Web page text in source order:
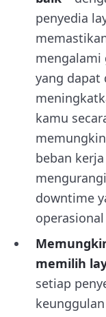
penyedia
mengalami
yang dapat
kamu
beban
downtime
memilih
setiap